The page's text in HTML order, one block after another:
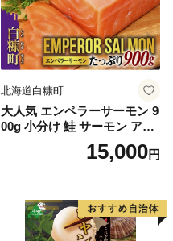
北海道白糠町
大人気 エンペラーサーモン 9
00g 小分け 鮭 サーモン アト
ランティックサーモン 水産
庁長官賞 受賞 さけ シャケ し
満足 美味しい 贈答 生食用 刺
身 お刺身 刺し身 魚介類 海鮮
冷凍 厚切り 薄切り ふるさと
15,000円